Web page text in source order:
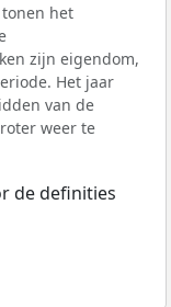
het
zijn eigendom,
Het jaar
van de
weer te
de definities